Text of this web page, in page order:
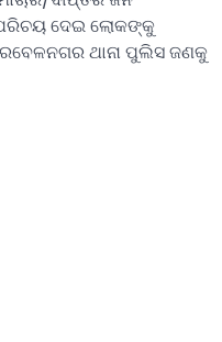
ଦେଇ ଲୋକଙ୍କୁ
ଥାନା ପୁଲିସ ଜଣକୁ